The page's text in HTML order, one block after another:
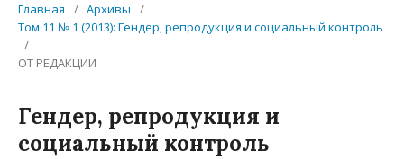
Главная / Архивы
/
Том 11 № 1 (2013): Гендер, репродукция и социальный контроль
/
ОТ РЕДАКЦИИ
Гендер, репродукция и
социальный контроль